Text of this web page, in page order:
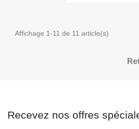
Affichage 1-11 de 11 article(s)
Recevez nos offres